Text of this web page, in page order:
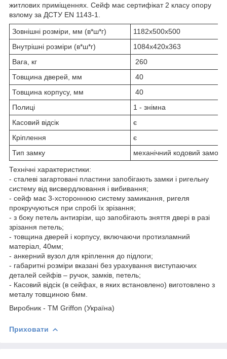
житлових приміщеннях. Сейф має сертифікат 2 класу опору
взлому за ДСТУ EN 1143-1.
Зовнішні розміри, мм (в*ш*г)
1182х500х500
Внутрішні розміри (в*ш*г)
1084х420х363
Вага, кг
260
Товщина дверей, мм
40
Товщина корпусу, мм
40
Полиці
1 - знімна
Касовий відсік
є
Кріплення
є
Тип замку
механічний кодовий замок
Технічні характеристики:
- сталеві загартовані пластини запобігають замки і ригельну
систему від висвердлювання і вибивання;
- сейф має 3-хстороннюю систему замикання, ригеля
прокручуються при спробі їх зрізання;
- з боку петель антизрізи, що запобігають зняття двері в разі
зрізання петель;
- товщина дверей і корпусу, включаючи протизламний
матеріал, 40мм;
- анкерний вузол для кріплення до підлоги;
- габаритні розміри вказані без урахування виступаючих
деталей сейфів – ручок, замків, петель;
- Касовий відсік (в сейфах, в яких встановлено) виготовлено з
металу товщиною 6мм.
Виробник - ТМ Griffon (Україна)
Приховати